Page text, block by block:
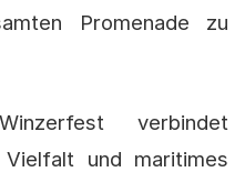
Promenade zu
verbindet
Vielfalt und maritimes